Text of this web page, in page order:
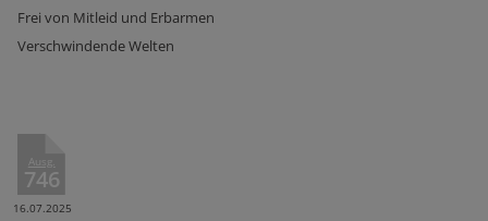
Frei von Mitleid und Erbarmen
Verschwindende Welten
Ausg.
746
16.07.2025